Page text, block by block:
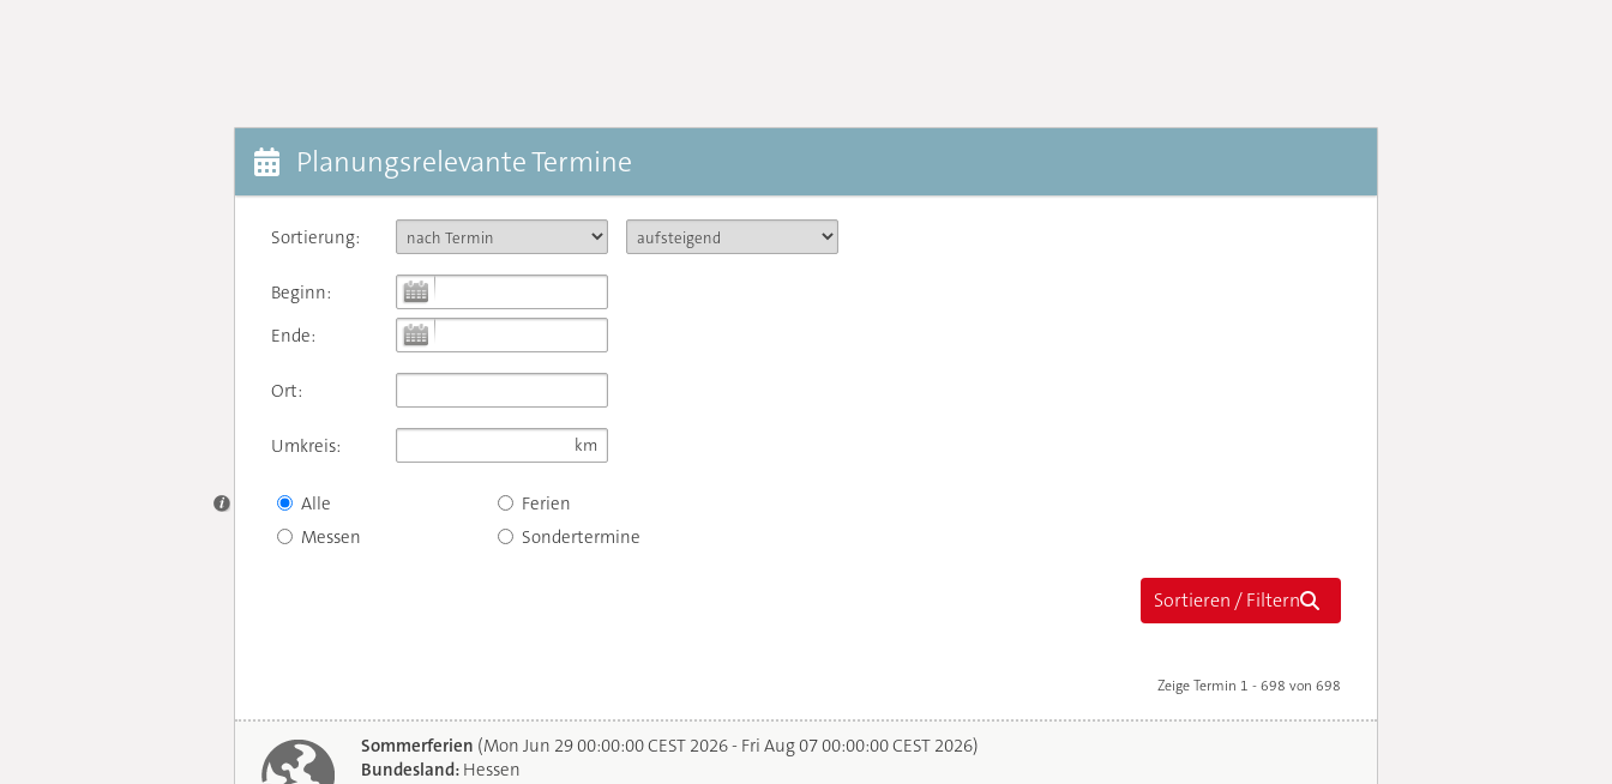
Planungsrelevante Termine
Sortierung:
Beginn:
Ende:
Ort:
Umkreis:
Alle
Messen
Ferien
Sondertermine
Zeige Termin 1 - 698 von 698
Sommerferien (Mon Jun 29 00:00:00 CEST 2026 - Fri Aug 07 00:00:00 CEST 2026)
Bundesland: Hessen